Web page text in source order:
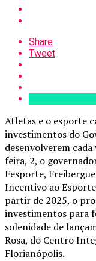
Share
Tweet
Atletas e o esporte
investimentos do
desenvolverem
feira, 2, o
Fesporte,
Incentivo ao
partir de 2025, o
investimentos para
solenidade de
Rosa, do Centro
Florianópolis.